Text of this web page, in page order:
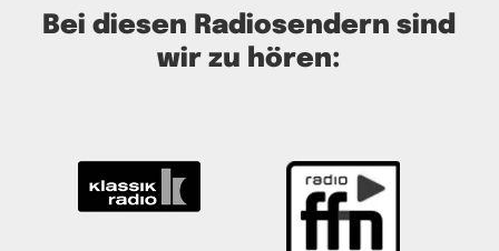
Bei diesen Radiosendern sind
wir zu hören: